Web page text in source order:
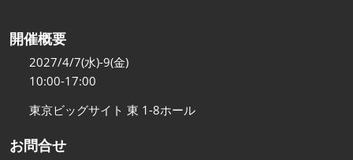
開催概要
2027/4/7(水)-9(金)
10:00-17:00
東京ビッグサイト 東 1-8ホール
お問合せ